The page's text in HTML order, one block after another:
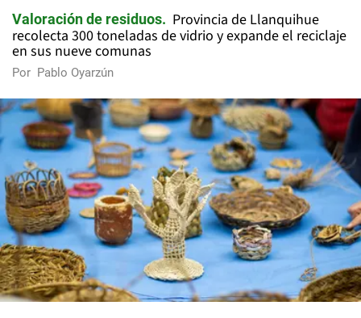
Valoración de residuos
Provincia de Llanquihue
recolecta 300 toneladas de vidrio y expande el reciclaje
en sus nueve comunas
Por Pablo Oyarzún